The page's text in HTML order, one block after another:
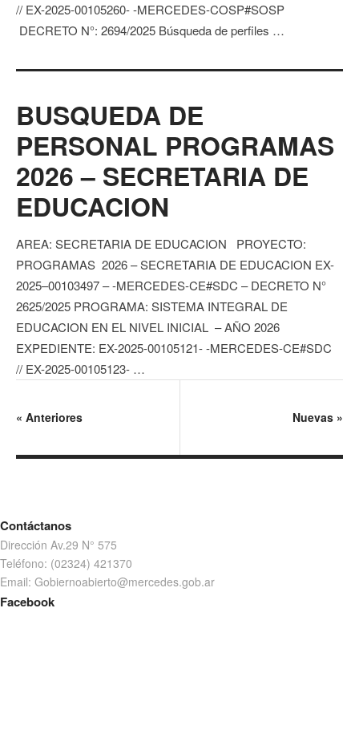
// EX-2025-00105260- -MERCEDES-COSP#SOSP
DECRETO N°: 2694/2025 Búsqueda de perfiles …
BUSQUEDA DE
PERSONAL PROGRAMAS
2026 – SECRETARIA DE
EDUCACION
AREA: SECRETARIA DE EDUCACION PROYECTO:
PROGRAMAS 2026 – SECRETARIA DE EDUCACION EX-
2025–00103497 – -MERCEDES-CE#SDC – DECRETO N°
2625/2025 PROGRAMA: SISTEMA INTEGRAL DE
EDUCACION EN EL NIVEL INICIAL – AÑO 2026
EXPEDIENTE: EX-2025-00105121- -MERCEDES-CE#SDC
// EX-2025-00105123- …
« Anteriores Nuevas »
Contáctanos
Dirección Av.29 N° 575
Teléfono: (02324) 421370
Email: Gobiernoabierto@mercedes.gob.ar
Facebook